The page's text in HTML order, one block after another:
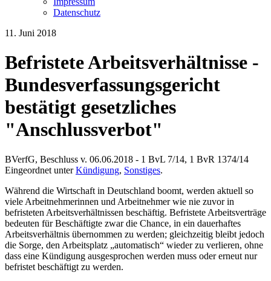
Datenschutz
11. Juni 2018
Befristete Arbeitsverhältnisse -
Bundesverfassungsgericht
bestätigt gesetzliches
"Anschlussverbot"
BVerfG, Beschluss v. 06.06.2018 - 1 BvL 7/14, 1 BvR 1374/14
Eingeordnet unterKündigung, Sonstiges.
Während die Wirtschaft in Deutschland boomt, werden aktuell so
viele Arbeitnehmerinnen und Arbeitnehmer wie nie zuvor in
befristeten Arbeitsverhältnissen beschäftig. Befristete Arbeitsverträge
bedeuten für Beschäftigte zwar die Chance, in ein dauerhaftes
Arbeitsverhältnis übernommen zu werden; gleichzeitig bleibt jedoch
die Sorge, den Arbeitsplatz „automatisch“ wieder zu verlieren, ohne
dass eine Kündigung ausgesprochen werden muss oder erneut nur
befristet beschäftigt zu werden.